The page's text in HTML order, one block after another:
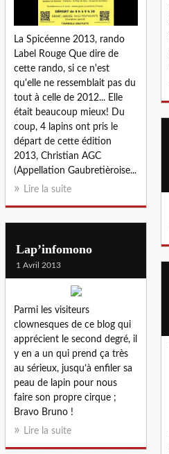
La Spicéenne 2013, rando
Label Rouge Que dire de
cette rando, si ce n'est
qu'elle ne ressemblait pas du
tout à celle de 2012... Elle
était beaucoup mieux! Du
coup, 4 lapins ont pris le
départ de cette édition
2013, Christian AGC
(Appellation Gaubretièroise...
Lire la suite
Lap’infomono
1 Avril 2013
Parmi les visiteurs
clownesques de ce blog qui
apprécient le second degré, il
y en a un qui prend ça très
au sérieux, jusqu’à enfiler sa
peau de lapin pour nous
faire son propre cirque ;
Bravo Bruno !
Lire la suite